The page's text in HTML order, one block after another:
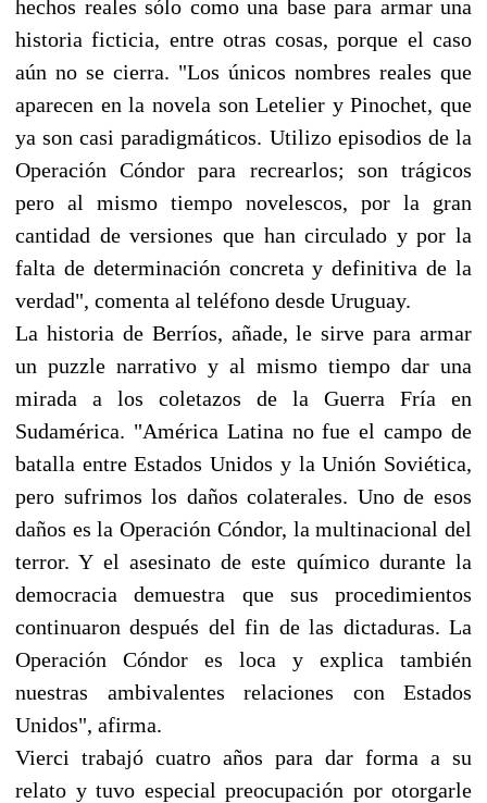
hechos reales sólo como una base para armar una
historia ficticia, entre otras cosas, porque el caso
aún no se cierra. "Los únicos nombres reales que
aparecen en la novela son Letelier y Pinochet, que
ya son casi paradigmáticos. Utilizo episodios de la
Operación Cóndor para recrearlos; son trágicos
pero al mismo tiempo novelescos, por la gran
cantidad de versiones que han circulado y por la
falta de determinación concreta y definitiva de la
verdad", comenta al teléfono desde Uruguay.
La historia de Berríos, añade, le sirve para armar
un puzzle narrativo y al mismo tiempo dar una
mirada a los coletazos de la Guerra Fría en
Sudamérica. "América Latina no fue el campo de
batalla entre Estados Unidos y la Unión Soviética,
pero sufrimos los daños colaterales. Uno de esos
daños es la Operación Cóndor, la multinacional del
terror. Y el asesinato de este químico durante la
democracia demuestra que sus procedimientos
continuaron después del fin de las dictaduras. La
Operación Cóndor es loca y explica también
nuestras ambivalentes relaciones con Estados
Unidos", afirma.
Vierci trabajó cuatro años para dar forma a su
relato y tuvo especial preocupación por otorgarle